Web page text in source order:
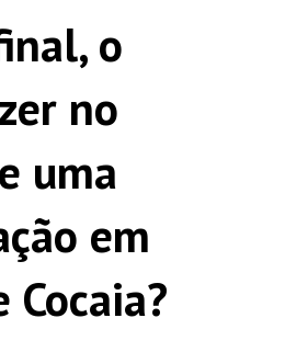
o
no
uma
em
Cocaia?